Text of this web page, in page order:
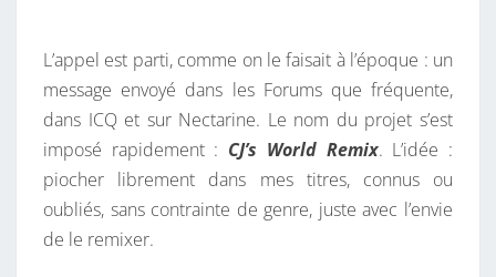
E
L’appel est parti, comme on le faisait à l’époque : un
message envoyé dans les Forums que fréquente,
dans ICQ et sur Nectarine. Le nom du projet s’est
imposé rapidement : CJ’s World Remix. L’idée :
piocher librement dans mes titres, connus ou
oubliés, sans contrainte de genre, juste avec l’envie
de le remixer.